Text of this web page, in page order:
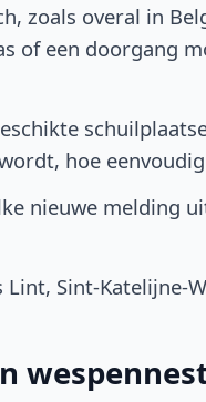
zoals overal in
of een doorgang
hoe
nieuwe melding
Sint-Katelijne-